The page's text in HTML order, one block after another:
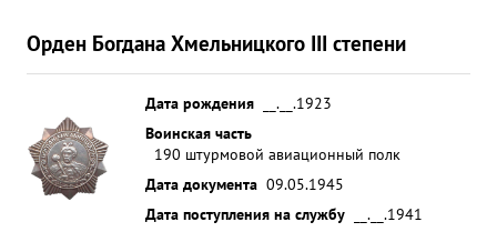
Орден Богдана Хмельницкого III степени
Дата рождения
__.__.1923
Воинская часть
190 штурмовой авиационный полк
Дата документа 09.05.1945
Дата поступления на службу
__.__.1941